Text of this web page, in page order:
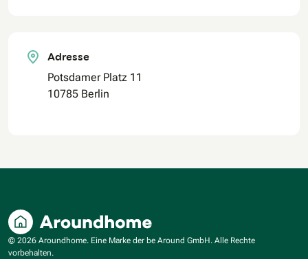
Adresse
Potsdamer Platz 11
10785 Berlin
© 2026 Aroundhome. Eine Marke der be Around GmbH. Alle Rechte
vorbehalten.